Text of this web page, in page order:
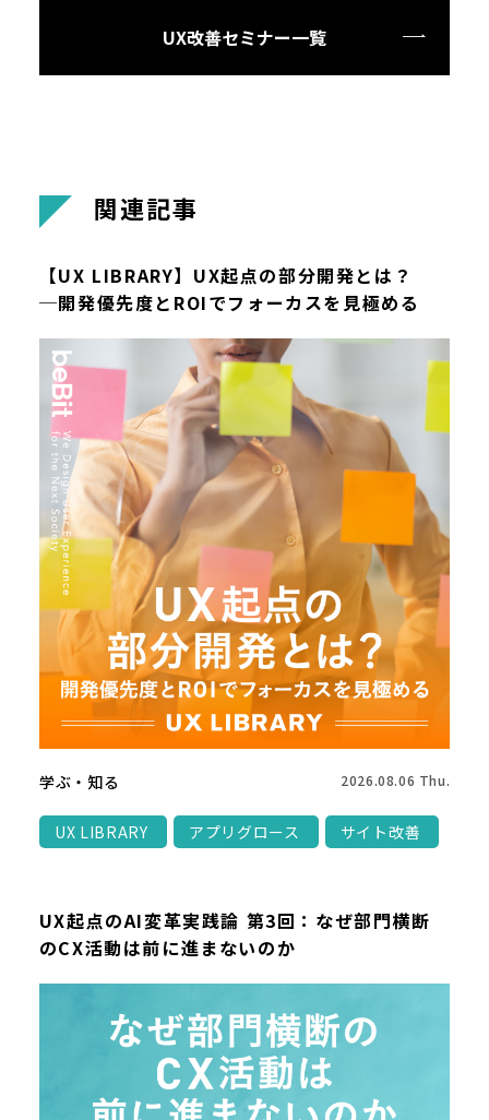
UX改善セミナー一覧
関連記事
【UX LIBRARY】UX起点の部分開発とは？
─開発優先度とROIでフォーカスを見極める
学ぶ・知る 2026.08.06 Thu.
UX LIBRARY アプリグロース サイト改善
UX起点のAI変革実践論 第3回：なぜ部門横断
のCX活動は前に進まないのか